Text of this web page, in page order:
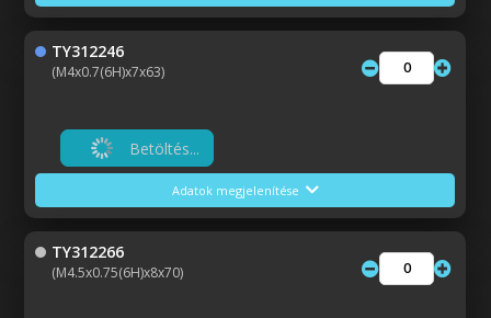
TY312246
(M4x0.7(6H)x7x63)
Betöltés...
Adatok megjelenítése
TY312266
(M4.5x0.75(6H)x8x70)